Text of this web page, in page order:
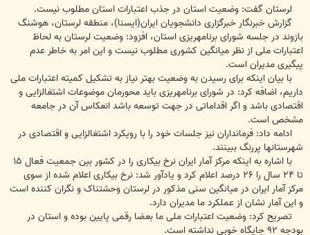
ت
لرستان گفت: وضعیت استان در جذب اعتبارات استان مطلوب نیست.
گزارش خبرنگار خبرگزاری دانشجویان ایران(ایسنا)، منطقه لرستان، هوشنگ
بازوند در جلسه شورای برنامه‎ریزی استان، افزود: وضعیت لرستان به لحاظ
اعتبارات ملی از نظر میانگین کشوری مطلوب نیست و این امر به خاطر عدم
پیگیری مدیران است.
با بیان اینکه برای رسیدن به وضعیت بهتر نیاز به تشکیل کمیته اعتبارات ملی
داریم، اضافه کرد: در شورای برنامه‎ریزی باید محورمان موضوعات اشتغال‎زایی و
اقتصادی باشد و اگر اقداماتی در جهت توسعه باشد انعکاس آن در جامعه
مشخص است.
ادامه داد: فرمانداران نیز جلسات خود را با رویکرد اشتغال‎زایی و اقتصادی در
شهرستان‎ها پررنگ ببینند.
با اشاره به اینکه مرکز آمار ایران نرخ بیکاری را در کشور بین جمعیت فعال ۱۵
تا ۲۴ سال را ۲۶ درصد اعلام کرد و یادآور شد: نرخ بیکاری اعلام شده از سوی
مرکز آمار ایران در میانگین سنی مذکور در لرستان وحشتناک و نگران کننده است
و این آمار نشان از عملکرد ما مدیران دارد.
تصریح کرد: وضعیت اعتبارات ملی ما بعضا رقمی پایین بوده و استان در
بودجه ۹۲ جایگاه خوبی نداشته است.